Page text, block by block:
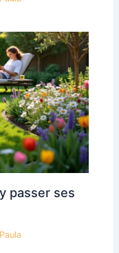
passer ses
Paula